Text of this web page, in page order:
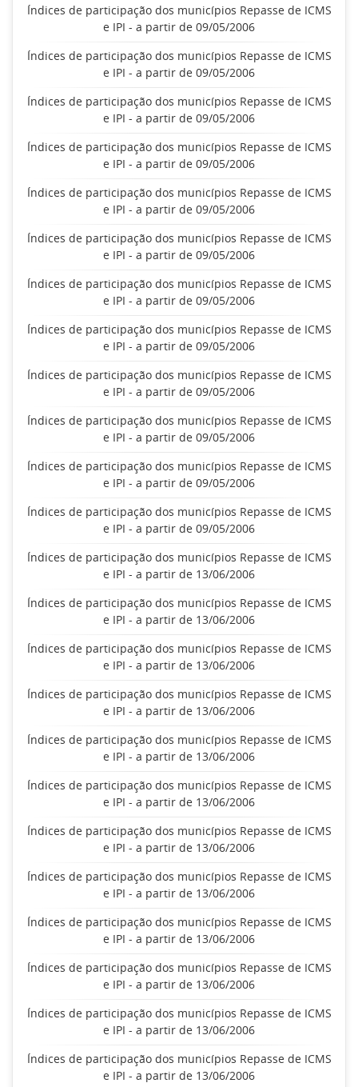
Índices de participação dos municípios Repasse de ICMS
e IPI - a partir de 09/05/2006
Índices de participação dos municípios Repasse de ICMS
e IPI - a partir de 09/05/2006
Índices de participação dos municípios Repasse de ICMS
e IPI - a partir de 09/05/2006
Índices de participação dos municípios Repasse de ICMS
e IPI - a partir de 09/05/2006
Índices de participação dos municípios Repasse de ICMS
e IPI - a partir de 09/05/2006
Índices de participação dos municípios Repasse de ICMS
e IPI - a partir de 09/05/2006
Índices de participação dos municípios Repasse de ICMS
e IPI - a partir de 09/05/2006
Índices de participação dos municípios Repasse de ICMS
e IPI - a partir de 09/05/2006
Índices de participação dos municípios Repasse de ICMS
e IPI - a partir de 09/05/2006
Índices de participação dos municípios Repasse de ICMS
e IPI - a partir de 09/05/2006
Índices de participação dos municípios Repasse de ICMS
e IPI - a partir de 09/05/2006
Índices de participação dos municípios Repasse de ICMS
e IPI - a partir de 09/05/2006
Índices de participação dos municípios Repasse de ICMS
e IPI - a partir de 13/06/2006
Índices de participação dos municípios Repasse de ICMS
e IPI - a partir de 13/06/2006
Índices de participação dos municípios Repasse de ICMS
e IPI - a partir de 13/06/2006
Índices de participação dos municípios Repasse de ICMS
e IPI - a partir de 13/06/2006
Índices de participação dos municípios Repasse de ICMS
e IPI - a partir de 13/06/2006
Índices de participação dos municípios Repasse de ICMS
e IPI - a partir de 13/06/2006
Índices de participação dos municípios Repasse de ICMS
e IPI - a partir de 13/06/2006
Índices de participação dos municípios Repasse de ICMS
e IPI - a partir de 13/06/2006
Índices de participação dos municípios Repasse de ICMS
e IPI - a partir de 13/06/2006
Índices de participação dos municípios Repasse de ICMS
e IPI - a partir de 13/06/2006
Índices de participação dos municípios Repasse de ICMS
e IPI - a partir de 13/06/2006
Índices de participação dos municípios Repasse de ICMS
e IPI - a partir de 13/06/2006